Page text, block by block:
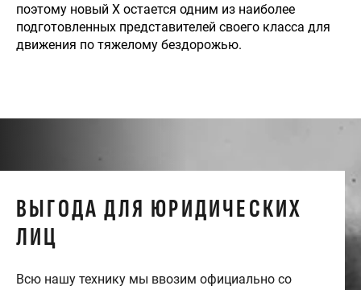
поэтому новый X остается одним из наиболее
подготовленных представителей своего класса для
движения по тяжелому бездорожью.
ВЫГОДА ДЛЯ ЮРИДИЧЕСКИХ
ЛИЦ
Всю нашу технику мы ввозим официально со